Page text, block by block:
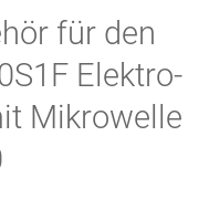
für den
Elektro-
Mikrowelle